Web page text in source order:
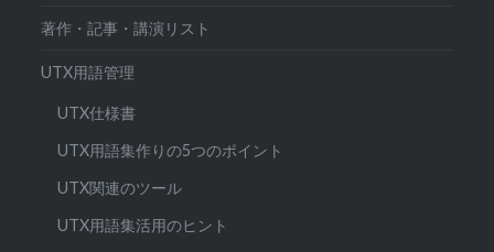
著作・記事・講演リスト
UTX用語管理
UTX仕様書
UTX用語集作りの5つのポイント
UTX関連のツール
UTX用語集活用のヒント